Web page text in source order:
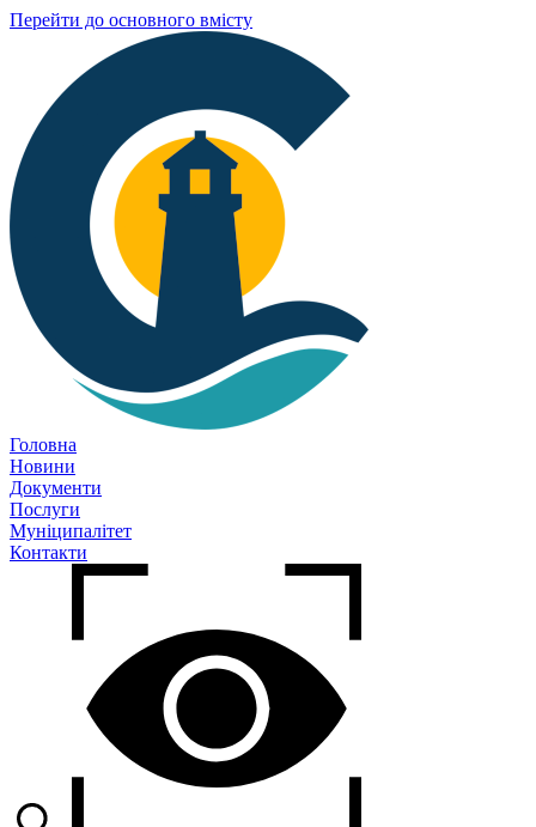
Перейти до основного вмісту
Головна
Новини
Документи
Послуги
Муніципалітет
Контакти